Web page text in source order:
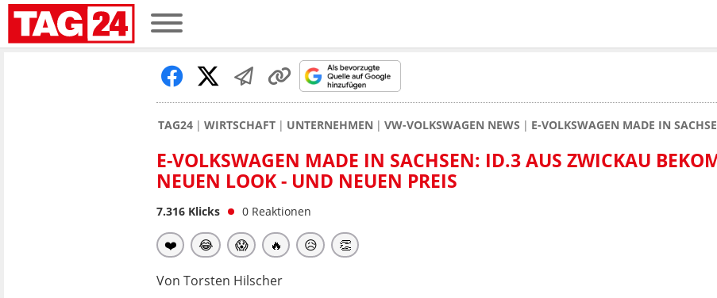
TAG24 WIRTSCHAFT UNTERNEHMEN VW-VOLKSWAGEN NEWS E-VOLKSWAGEN MADE IN
E-VOLKSWAGEN MADE IN SACHSEN: ID.3 AUS ZWICKAU
NEUEN LOOK - UND NEUEN PREIS
7.316 Klicks 0 Reaktionen
❤️ 😂 😱 🔥 😥 👏
Von Torsten Hilscher